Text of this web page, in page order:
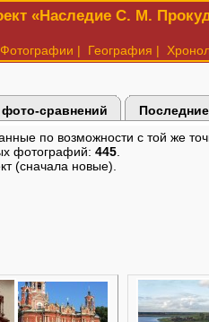
«Наследие С. М.
Фотографии | География |
сравнений
по возможности с той же
фотографий: 445
(сначала новые).